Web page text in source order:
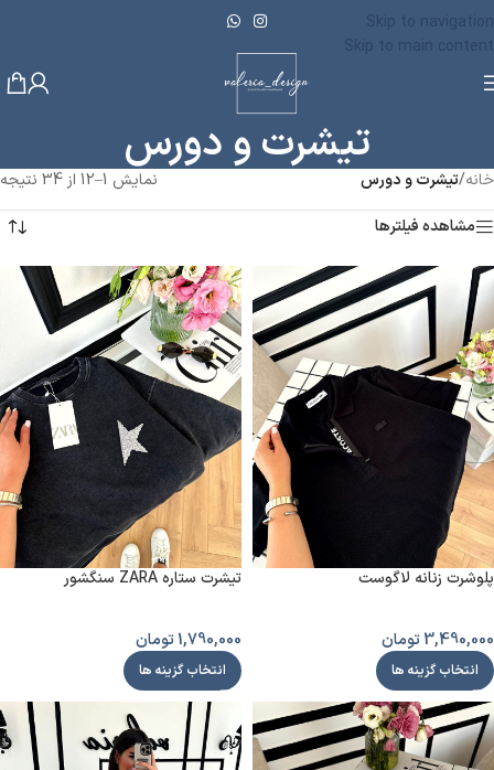
Skip to navigation
Skip to main content
تیشرت و دورس
خانه/تیشرت و دورس
نمایش 1–12 از 34 نتیجه
مشاهده فیلترها
پلوشرت زنانه لاگوست
3,490,000تومان
انتخاب گزینه ها
تیشرت ستاره ZARA سنگشور
1,790,000تومان
انتخاب گزینه ها